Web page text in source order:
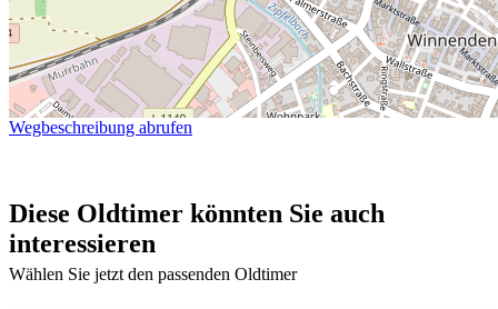
Wegbeschreibung abrufen
Diese Oldtimer könnten Sie auch
interessieren
Wählen Sie jetzt den passenden Oldtimer